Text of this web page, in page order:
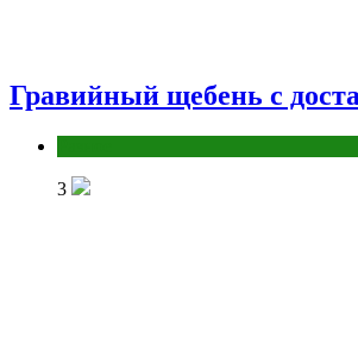
Гравийный щебень с
3